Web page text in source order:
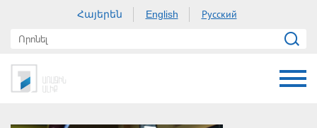
Հայերեն English Русский